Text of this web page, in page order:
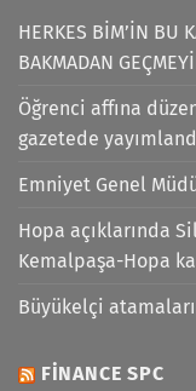
HERKES BİM’İN BU
BAKMADAN
Öğrenci affına
gazetede
Emniyet Genel
Hopa açıklarında
Kemalpaşa-Hopa
Büyükelçi
FINANCE SPC